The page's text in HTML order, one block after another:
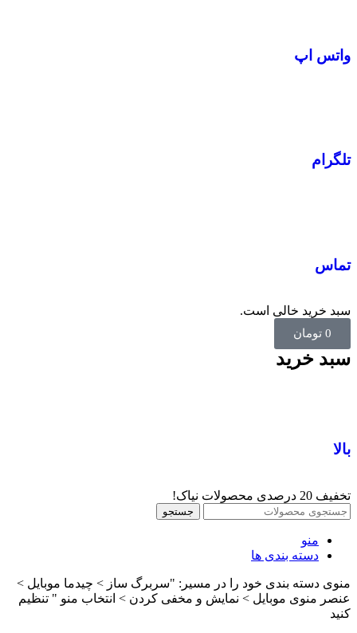
واتس اپ
تلگرام
تماس
سبد خرید خالی است.
0 تومان
سبد خرید
بالا
تخفیف 20 درصدی محصولات نیاک!
جستجو
منو
دسته بندی ها
منوی دسته بندی خود را در مسیر: "سربرگ ساز > چیدما موبایل >
عنصر منوی موبایل > نمایش و مخفی کردن > انتخاب منو " تنظیم
کنید